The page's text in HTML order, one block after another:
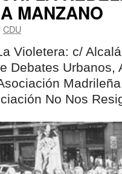
MANZANO
CDU
Violetera: c/
Debates Urbanos,
No Nos